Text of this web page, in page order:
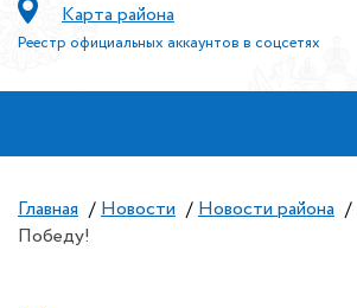
Карта района
Реестр официальных аккаунтов в соцсетях
Главная / Новости / Новости района /
Победу!